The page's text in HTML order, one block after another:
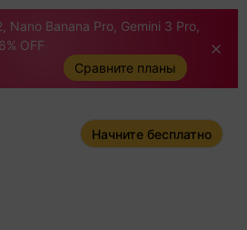
Nano Banana Pro, Gemini 3 Pro,
OFF
Сравните планы
Начните бесплатно